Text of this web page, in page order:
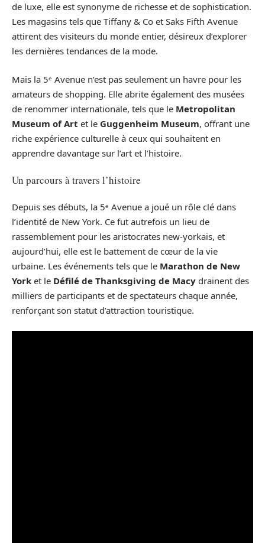
de luxe, elle est synonyme de richesse et de sophistication.
Les magasins tels que Tiffany & Co et Saks Fifth Avenue
attirent des visiteurs du monde entier, désireux d’explorer
les dernières tendances de la mode.
Mais la 5ᵉ Avenue n’est pas seulement un havre pour les
amateurs de shopping. Elle abrite également des musées
de renommer internationale, tels que le Metropolitan
Museum of Art et le Guggenheim Museum, offrant une
riche expérience culturelle à ceux qui souhaitent en
apprendre davantage sur l’art et l’histoire.
Un parcours à travers l’histoire
Depuis ses débuts, la 5ᵉ Avenue a joué un rôle clé dans
l’identité de New York. Ce fut autrefois un lieu de
rassemblement pour les aristocrates new-yorkais, et
aujourd’hui, elle est le battement de cœur de la vie
urbaine. Les événements tels que le Marathon de New
York et le Défilé de Thanksgiving de Macy drainent des
milliers de participants et de spectateurs chaque année,
renforçant son statut d’attraction touristique.